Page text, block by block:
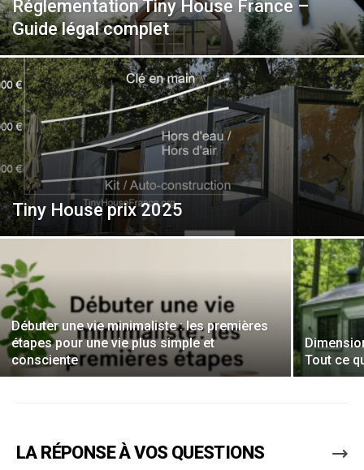
Réglementation Tiny House France –
Guide légal complet
Tiny House prix 2025
Débuter une vie minimaliste : les premières
étapes pour une vie plus simple et
consciente
Tout ce
LA RÉPONSE À VOS QUESTIONS